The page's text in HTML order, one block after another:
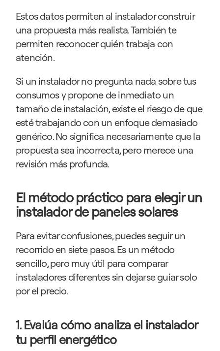
Estos datos permiten al instalador construir
una propuesta más realista. También te
permiten reconocer quién trabaja con
atención.
Si un instalador no pregunta nada sobre tus
consumos y propone de inmediato un
tamaño de instalación, existe el riesgo de que
esté trabajando con un enfoque demasiado
genérico. No significa necesariamente que la
propuesta sea incorrecta, pero merece una
revisión más profunda.
El método práctico para elegir un
instalador de paneles solares
Para evitar confusiones, puedes seguir un
recorrido en siete pasos. Es un método
sencillo, pero muy útil para comparar
instaladores diferentes sin dejarse guiar solo
por el precio.
1. Evalúa cómo analiza el instalador
tu perfil energético